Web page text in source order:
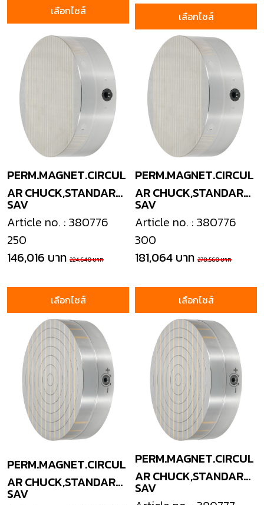
เลือกไซส์ เลือกไซส์
SAV
PERM.MAGNET.CIRCUL
AR CHUCK,STANDARD
POLE
Article no. : 380776
250
146,016 บาท 224,640 บาท
เลือกไซส์
SAV
PERM.MAGNET.CIRCUL
AR CHUCK,STANDARD
POLE
Article no. : 380776
300
181,064 บาท 278,560 บาท
เลือกไซส์
SAV
PERM.MAGNET.CIRCUL
AR CHUCK,STANDARD
POLE
SAV
PERM.MAGNET.CIRCUL
AR CHUCK,STANDARD
POLE